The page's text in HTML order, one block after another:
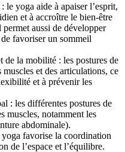
le yoga aide à apaiser l’esprit,
et à accroître le bien-être
permet aussi de développer
favoriser un sommeil
de la mobilité : les postures de
muscles et des articulations, ce
et à prévenir les
: les différentes postures de
muscles, notamment les
abdominale).
favorise la coordination
de l’espace et l’équilibre.